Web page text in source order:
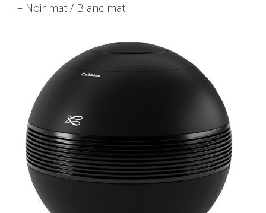
– Noir mat / Blanc mat